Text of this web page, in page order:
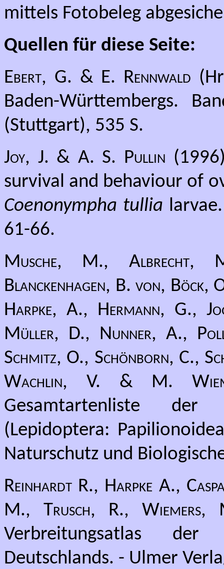
mittels Fotobeleg
Quellen für diese Seite:
Ebert, G. & E. Rennwald
Baden-Württembergs.
(Stuttgart), 535 S.
Joy, J. & A. S. Pullin
survival and behaviour of
Coenonympha tullia
61-66.
Musche, M., Albrecht,
Blanckenhagen, B. von, Böck,
Harpke, A., Hermann, G.,
Müller, D., Nunner, A.,
Schmitz, O., Schönborn, C.,
Wachlin, V. & M.
Gesamtartenliste
(Lepidoptera:
Naturschutz und
Reinhardt R., Harpke A.,
M., Trusch, R.,
Verbreitungsatlas
Deutschlands. - Ulmer